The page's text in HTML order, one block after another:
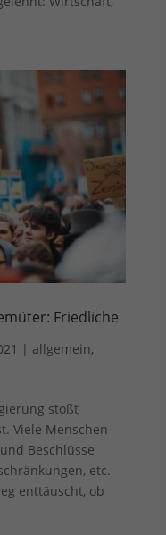
Friedliche
| allgemein,
stößt
Viele Menschen
Beschlüsse
etc.
enttäuscht, ob